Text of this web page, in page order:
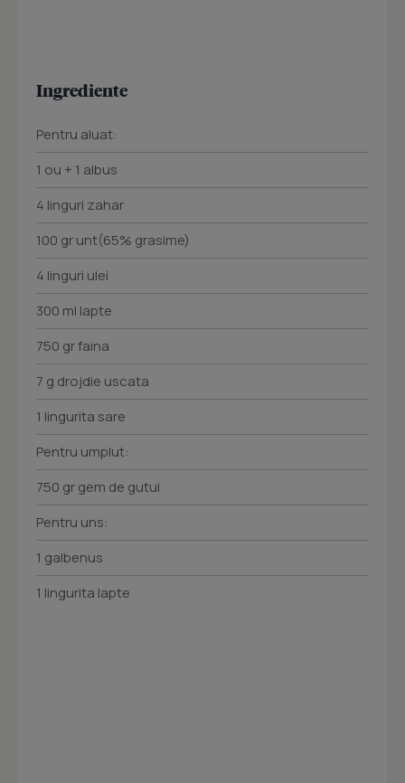
Ingrediente
Pentru aluat:
1 ou + 1 albus
4 linguri zahar
100 gr unt(65% grasime)
4 linguri ulei
300 ml lapte
750 gr faina
7 g drojdie uscata
1 lingurita sare
Pentru umplut:
750 gr gem de gutui
Pentru uns:
1 galbenus
1 lingurita lapte